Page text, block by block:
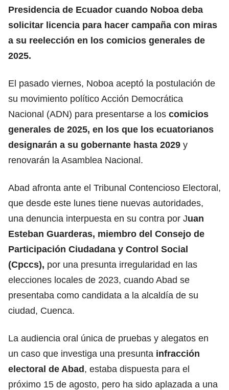
Presidencia de Ecuador cuando Noboa deba
solicitar licencia para hacer campaña con miras
a su reelección en los comicios generales de
2025.
El pasado viernes, Noboa aceptó la postulación de
su movimiento político Acción Democrática
Nacional (ADN) para presentarse a los comicios
generales de 2025, en los que los ecuatorianos
designarán a su gobernante hasta 2029 y
renovarán la Asamblea Nacional.
Abad afronta ante el Tribunal Contencioso Electoral,
que desde este lunes tiene nuevas autoridades,
una denuncia interpuesta en su contra por Juan
Esteban Guarderas, miembro del Consejo de
Participación Ciudadana y Control Social
(Cpccs), por una presunta irregularidad en las
elecciones locales de 2023, cuando Abad se
presentaba como candidata a la alcaldía de su
ciudad, Cuenca.
La audiencia oral única de pruebas y alegatos en
un caso que investiga una presunta infracción
electoral de Abad, estaba dispuesta para el
próximo 15 de agosto, pero ha sido aplazada a una